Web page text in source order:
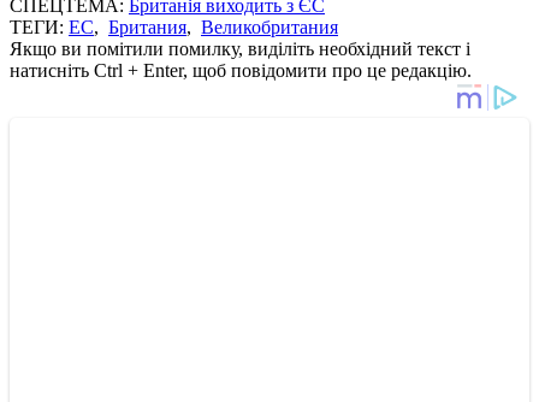
СПЕЦТЕМА: Британія виходить з ЄС
ТЕГИ: ЕС, Британия, Великобритания
Якщо ви помітили помилку, виділіть необхідний текст і
натисніть Ctrl + Enter, щоб повідомити про це редакцію.